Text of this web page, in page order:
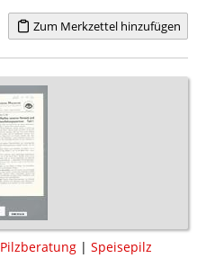
Zum Merkzettel hinzufügen
Pilzberatung | Speisepilz